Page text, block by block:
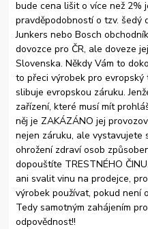
bude cena lišit o více než 2%
pravděpodobností o tzv. šedý
Junkers nebo Bosch
dovozce pro ČR, ale doveze
Slovenska. Někdy Vám to
to přeci výrobek pro
slibuje evropskou záruku.
zařízení, které musí mít
něj je ZAKÁZÁNO jej
nejen záruku, ale vystavujete
ohrožení zdraví osob
dopouštíte TRESTNÉHO
ani svalit vinu na prodejce,
výrobek používat, pokud není
Tedy samotným zahájením
odpovědnost!!